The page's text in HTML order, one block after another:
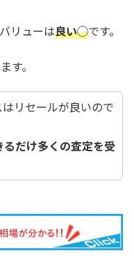
リューは良い◯です。
す。
リセールが良いので
だけ多くの査定を受